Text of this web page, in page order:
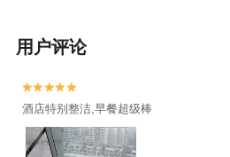
用户评论


酒店特别整洁,早餐超级棒